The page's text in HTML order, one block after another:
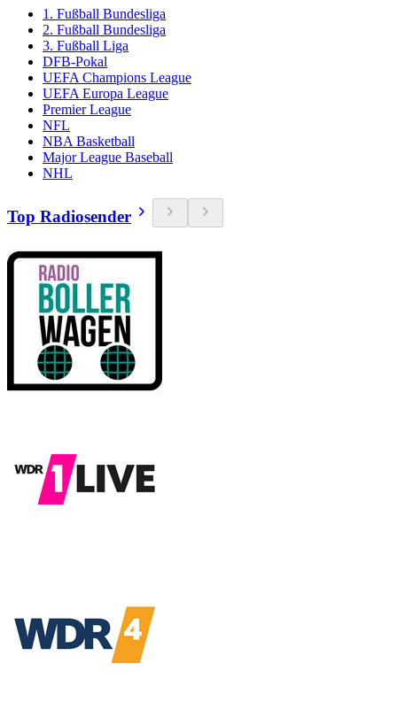
1. Fußball Bundesliga
2. Fußball Bundesliga
3. Fußball Liga
DFB-Pokal
UEFA Champions League
UEFA Europa League
Premier League
NFL
NBA Basketball
Major League Baseball
NHL
Top Radiosender